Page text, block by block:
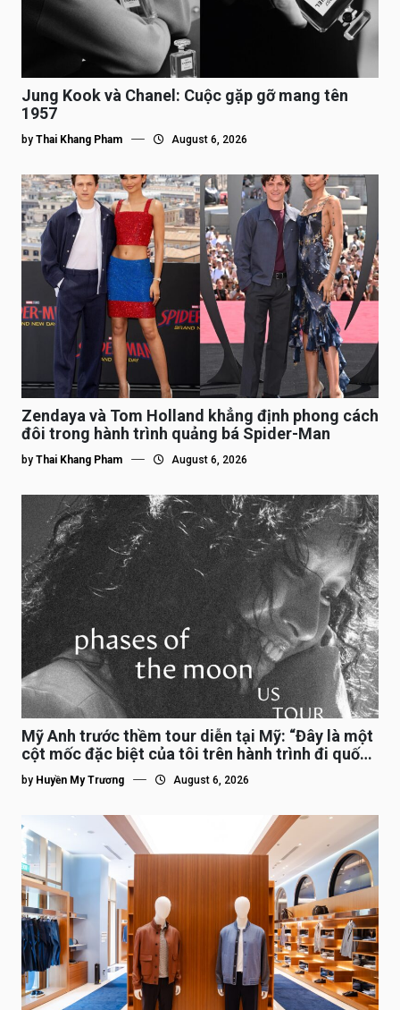
Jung Kook và Chanel: Cuộc gặp gỡ mang tên
1957
by Thai Khang Pham August 6, 2026
Zendaya và Tom Holland khẳng định phong cách
đôi trong hành trình quảng bá Spider-Man
by Thai Khang Pham August 6, 2026
Mỹ Anh trước thềm tour diễn tại Mỹ: “Đây là một
cột mốc đặc biệt của tôi trên hành trình đi quốc
tế”
by Huyền My Trương August 6, 2026